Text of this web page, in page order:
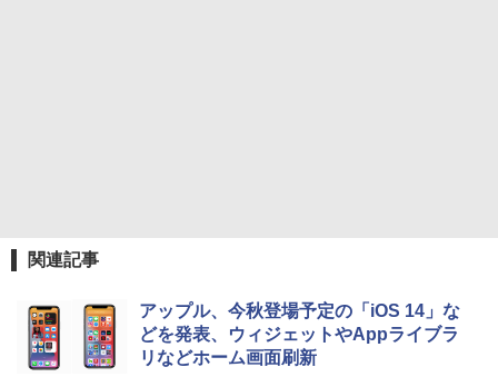
関連記事
アップル、今秋登場予定の「iOS 14」な
どを発表、ウィジェットやAppライブラ
リなどホーム画面刷新